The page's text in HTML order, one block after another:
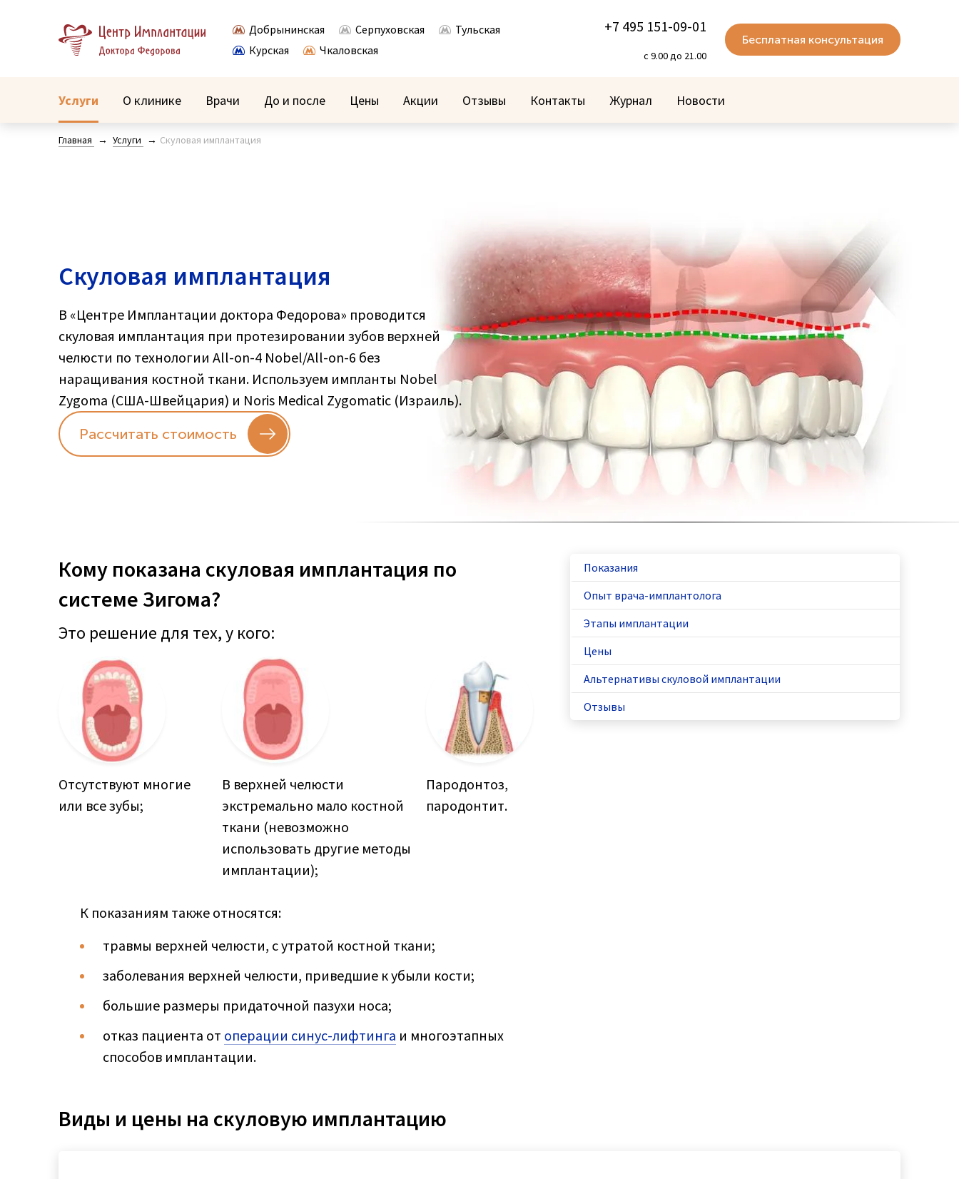
Добрынинская Серпуховская
Тульская
Курская
Чкаловская
+7 495 151-09-01
с 9.00 до 21.00
Бесплатная консультация
Услуги О клинике Врачи До и после Цены Акции Отзывы Контакты Журнал Новости
Главная Услуги Скуловая имплантация
Скуловая имплантация
В «Центре Имплантации доктора Федорова» проводится
скуловая имплантация при протезировании зубов верхней
челюсти по технологии All-on-4 Nobel/All-on-6 без
наращивания костной ткани. Используем импланты Nobel
Zygoma (США-Швейцария) и Noris Medical Zygomatic (Израиль).
Рассчитать стоимость
Кому показана скуловая имплантация по
системе Зигома?
Это решение для тех, у кого:
Отсутствуют многие
или все зубы;
В верхней челюсти
экстремально мало костной
ткани (невозможно
использовать другие методы
имплантации);
Пародонтоз,
пародонтит.
К показаниям также относятся:
травмы верхней челюсти, с утратой костной ткани;
заболевания верхней челюсти, приведшие к убыли кости;
большие размеры придаточной пазухи носа;
отказ пациента от операции синус-лифтинга и многоэтапных
способов имплантации.
Показания
Опыт врача-имплантолога
Этапы имплантации
Цены
Альтернативы скуловой имплантации
Отзывы
Виды и цены на скуловую имплантацию